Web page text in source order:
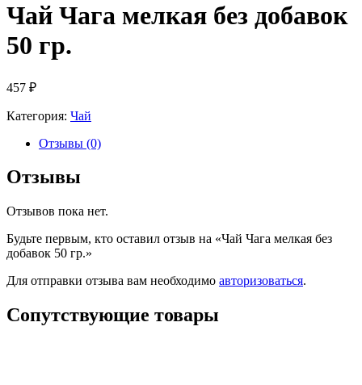
Чай Чага мелкая без добавок
50 гр.
457 ₽
Категория: Чай
Отзывы (0)
Отзывы
Отзывов пока нет.
Будьте первым, кто оставил отзыв на «Чай Чага мелкая без
добавок 50 гр.»
Для отправки отзыва вам необходимо авторизоваться.
Сопутствующие товары